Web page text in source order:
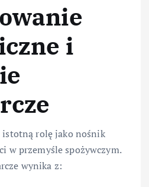
i
istotną rolę jako nośnik
w przemyśle spożywczym.
wynika z: